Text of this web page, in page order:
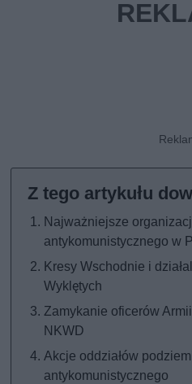
Najważniejsze
antykomunistycznego w
Kresy Wschodnie i
Wyklętych
Zamykanie oficerów
NKWD
Akcje oddziałów
antykomunistycznego